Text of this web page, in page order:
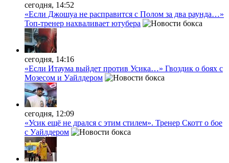
сегодня, 14:52
«Если Джошуа не расправится с Полом за два раунда…»
Топ-тренер нахваливает ютубера
сегодня, 14:16
«Если Итаума выйдет против Усика…» Гвоздик о боях с
Мозесом и Уайлдером
сегодня, 12:09
«Усик ещё не дрался с этим стилем». Тренер Скотт о бое
с Уайлдером